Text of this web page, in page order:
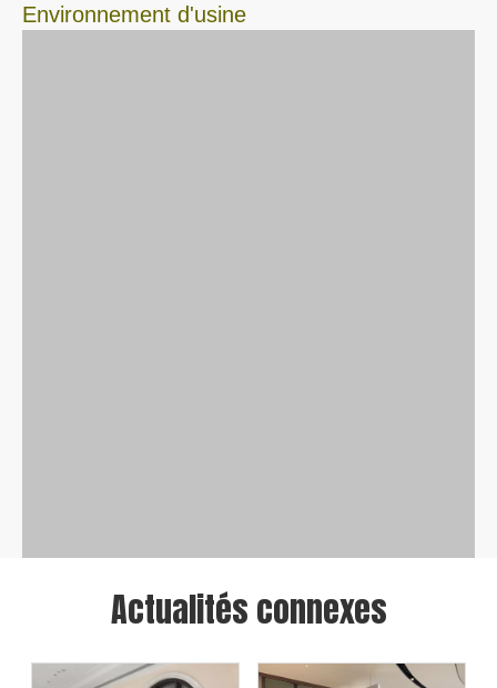
Environnement d'usine
Actualités connexes